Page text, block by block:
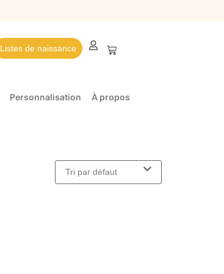
Listes de naissance
Personnalisation À propos